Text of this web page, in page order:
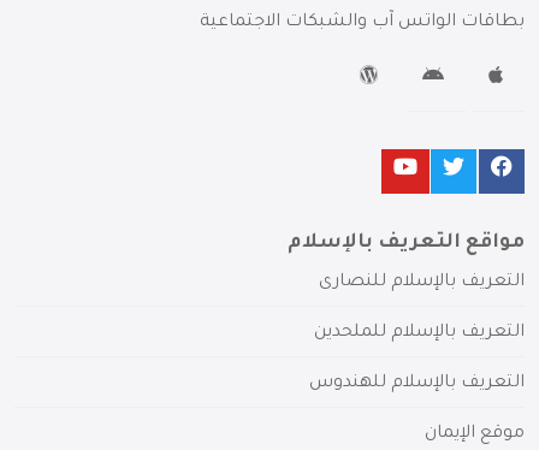
بطاقات الواتس آب والشبكات الاجتماعية
مواقع التعريف بالإسلام
التعريف بالإسلام للنصارى
التعريف بالإسلام للملحدين
التعريف بالإسلام للهندوس
موقع الإيمان